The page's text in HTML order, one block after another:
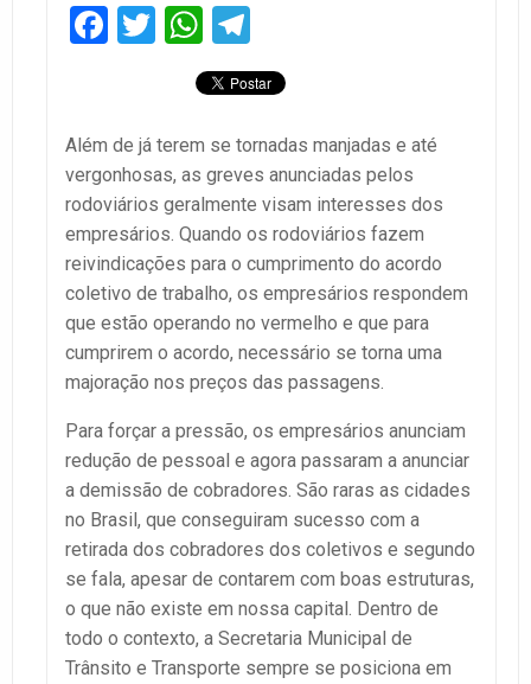
Facebook
TwitterWhatsApp
Além de já terem se tornadas manjadas e até
vergonhosas, as greves anunciadas pelos
rodoviários geralmente visam interesses dos
empresários. Quando os rodoviários fazem
reivindicações para o cumprimento do acordo
coletivo de trabalho, os empresários respondem
que estão operando no vermelho e que para
cumprirem o acordo, necessário se torna uma
majoração nos preços das passagens.
Para forçar a pressão, os empresários anunciam
redução de pessoal e agora passaram a anunciar
a demissão de cobradores. São raras as cidades
no Brasil, que conseguiram sucesso com a
retirada dos cobradores dos coletivos e segundo
se fala, apesar de contarem com boas estruturas,
o que não existe em nossa capital. Dentro de
todo o contexto, a Secretaria Municipal de
Trânsito e Transporte sempre se posiciona em